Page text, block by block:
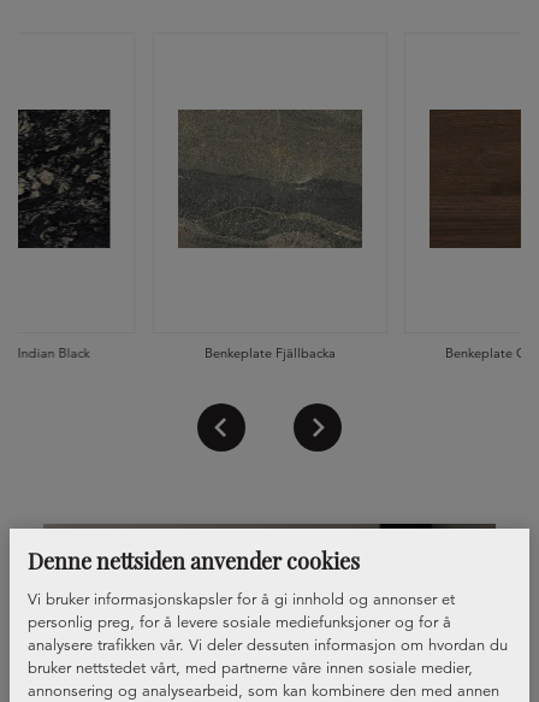
Denne nettsiden anvender cookies
Vi bruker informasjonskapsler for å gi innhold og annonser et
personlig preg, for å levere sosiale mediefunksjoner og for å
analysere trafikken vår. Vi deler dessuten informasjon om hvordan du
bruker nettstedet vårt, med partnerne våre innen sosiale medier,
annonsering og analysearbeid, som kan kombinere den med annen
Indian Black Benkeplate Fjällbacka Benkeplate